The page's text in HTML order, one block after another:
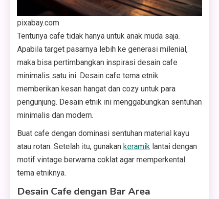
pixabay.com
Tentunya cafe tidak hanya untuk anak muda saja.
Apabila target pasarnya lebih ke generasi milenial,
maka bisa pertimbangkan inspirasi desain cafe
minimalis satu ini. Desain cafe tema etnik
memberikan kesan hangat dan cozy untuk para
pengunjung. Desain etnik ini menggabungkan sentuhan
minimalis dan modern.
Buat cafe dengan dominasi sentuhan material kayu
atau rotan. Setelah itu, gunakan keramik lantai dengan
motif vintage berwarna coklat agar memperkental
tema etniknya.
Desain Cafe dengan Bar Area